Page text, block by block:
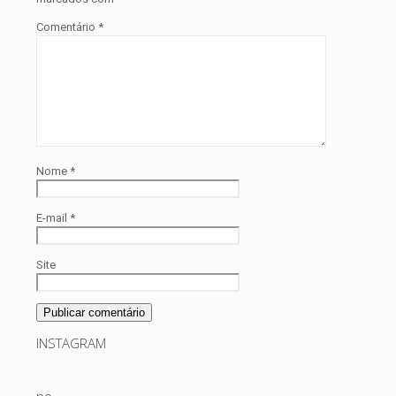
Comentário *
Nome *
E-mail *
Site
INSTAGRAM